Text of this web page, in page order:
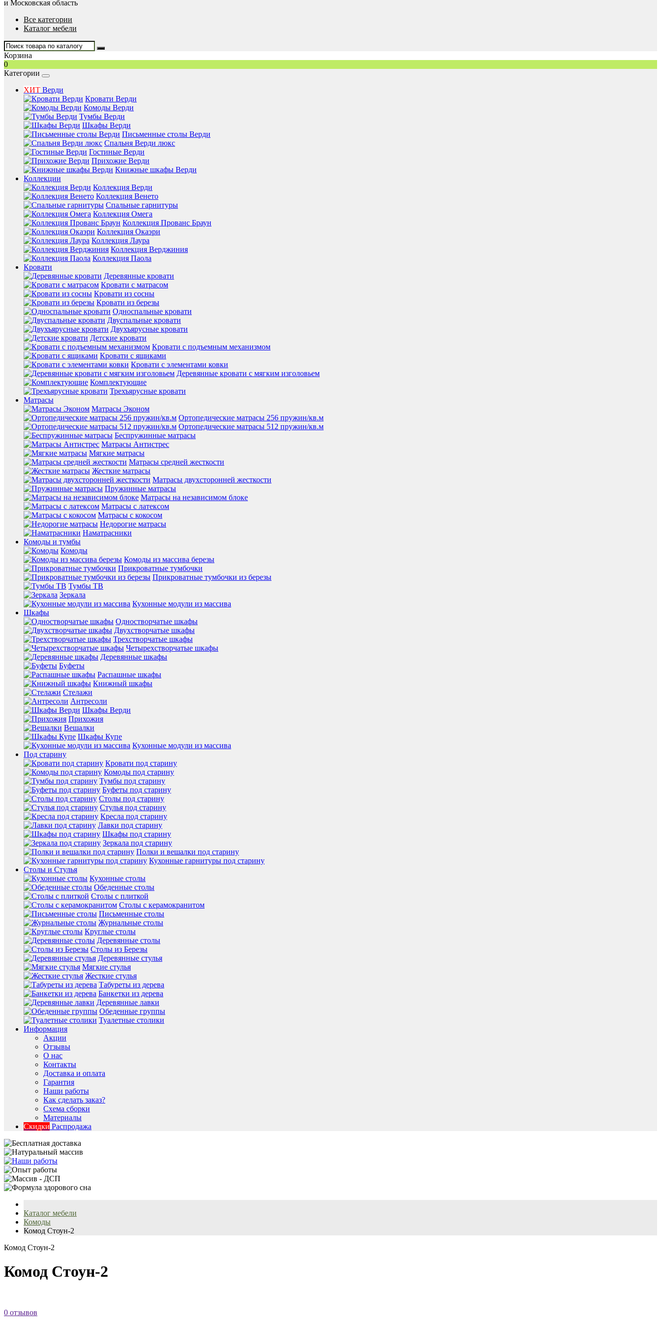
и Московская область
Все категории
Каталог мебели
Корзина
0
Категории
ХИТ Верди
Кровати Верди
Комоды Верди
Тумбы Верди
Шкафы Верди
Письменные столы Верди
Спальня Верди люкс
Гостиные Верди
Прихожие Верди
Книжные шкафы Верди
Коллекции
Коллекция Верди
Коллекция Венето
Спальные гарнитуры
Коллекция Омега
Коллекция Прованс Браун
Коллекция Окаэри
Коллекция Лаура
Коллекция Верджиния
Коллекция Паола
Кровати
Деревянные кровати
Кровати с матрасом
Кровати из сосны
Кровати из березы
Односпальные кровати
Двуспальные кровати
Двухъярусные кровати
Детские кровати
Кровати с подъемным механизмом
Кровати с ящиками
Кровати с элементами ковки
Деревянные кровати с мягким изголовьем
Комплектующие
Трехъярусные кровати
Матрасы
Матрасы Эконом
Ортопедические матрасы 256 пружин/кв.м
Ортопедические матрасы 512 пружин/кв.м
Беспружинные матрасы
Матрасы Антистрес
Мягкие матрасы
Матрасы средней жесткости
Жесткие матрасы
Матрасы двухсторонней жесткости
Пружинные матрасы
Матрасы на независимом блоке
Матрасы с латексом
Матрасы с кокосом
Недорогие матрасы
Наматрасники
Комоды и тумбы
Комоды
Комоды из массива березы
Прикроватные тумбочки
Прикроватные тумбочки из березы
Тумбы ТВ
Зеркала
Кухонные модули из массива
Шкафы
Одностворчатые шкафы
Двухстворчатые шкафы
Трехстворчатые шкафы
Четырехстворчатые шкафы
Деревянные шкафы
Буфеты
Распашные шкафы
Книжный шкафы
Стелажи
Антресоли
Шкафы Верди
Прихожия
Вешалки
Шкафы Купе
Кухонные модули из массива
Под старину
Кровати под старину
Комоды под старину
Тумбы под старину
Буфеты под старину
Столы под старину
Стулья под старину
Кресла под старину
Лавки под старину
Шкафы под старину
Зеркала под старину
Полки и вешалки под старину
Кухонные гарнитуры под старину
Столы и Стулья
Кухонные столы
Обеденные столы
Столы с плиткой
Столы с керамокранитом
Письменные столы
Журнальные столы
Круглые столы
Деревянные столы
Столы из Березы
Деревянные стулья
Мягкие стулья
Жесткие стулья
Табуреты из дерева
Банкетки из дерева
Деревянные лавки
Обеденные группы
Туалетные столики
Информация
Акции
Отзывы
О нас
Контакты
Доставка и оплата
Гарантия
Наши работы
Как сделать заказ?
Схема сборки
Материалы
Скидки Распродажа
Каталог мебели
Комоды
Комод Стоун-2
Комод Стоун-2
Комод Стоун-2
0 отзывов